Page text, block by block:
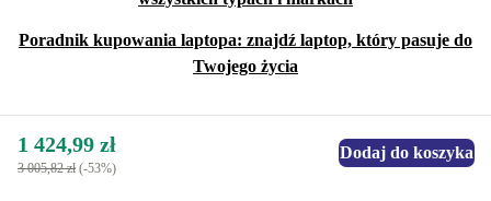
Poradnik kupowania laptopa: znajdź laptop, który pasuje do
Twojego życia
1 424,99 zł
3 005,82 zł (-53%)
Dodaj do koszyka